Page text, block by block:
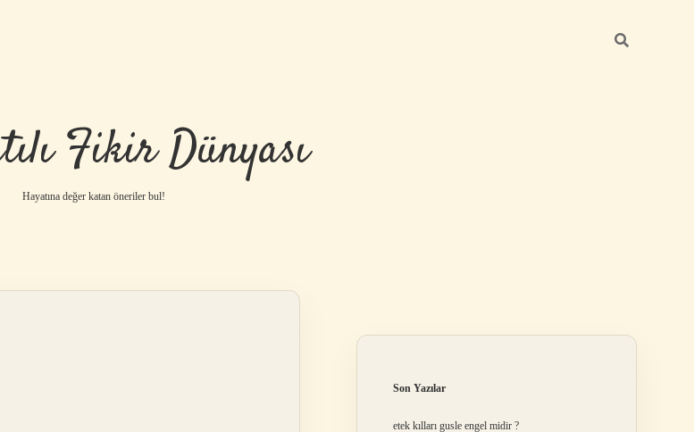
Fikir Dünyası
Hayatına değer katan öneriler bul!
Son Yazılar
etek kılları gusle engel midir ?